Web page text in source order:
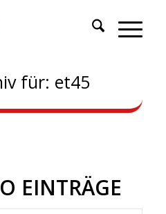
für: et45
EINTRÄGE